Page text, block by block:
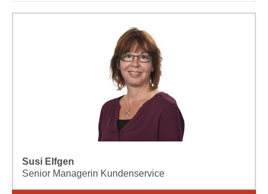
Susi Elfgen
Senior Managerin Kundenservice